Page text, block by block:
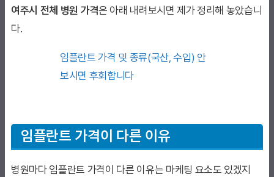
여주시 전체 병원 가격은 아래 내려보시면 제가 정리해 놓았습니
다.
임플란트 가격 및 종류(국산, 수입) 안
보시면 후회합니다
임플란트 가격이 다른 이유
병원마다 임플란트 가격이 다른 이유는 마케팅 요소도 있겠지